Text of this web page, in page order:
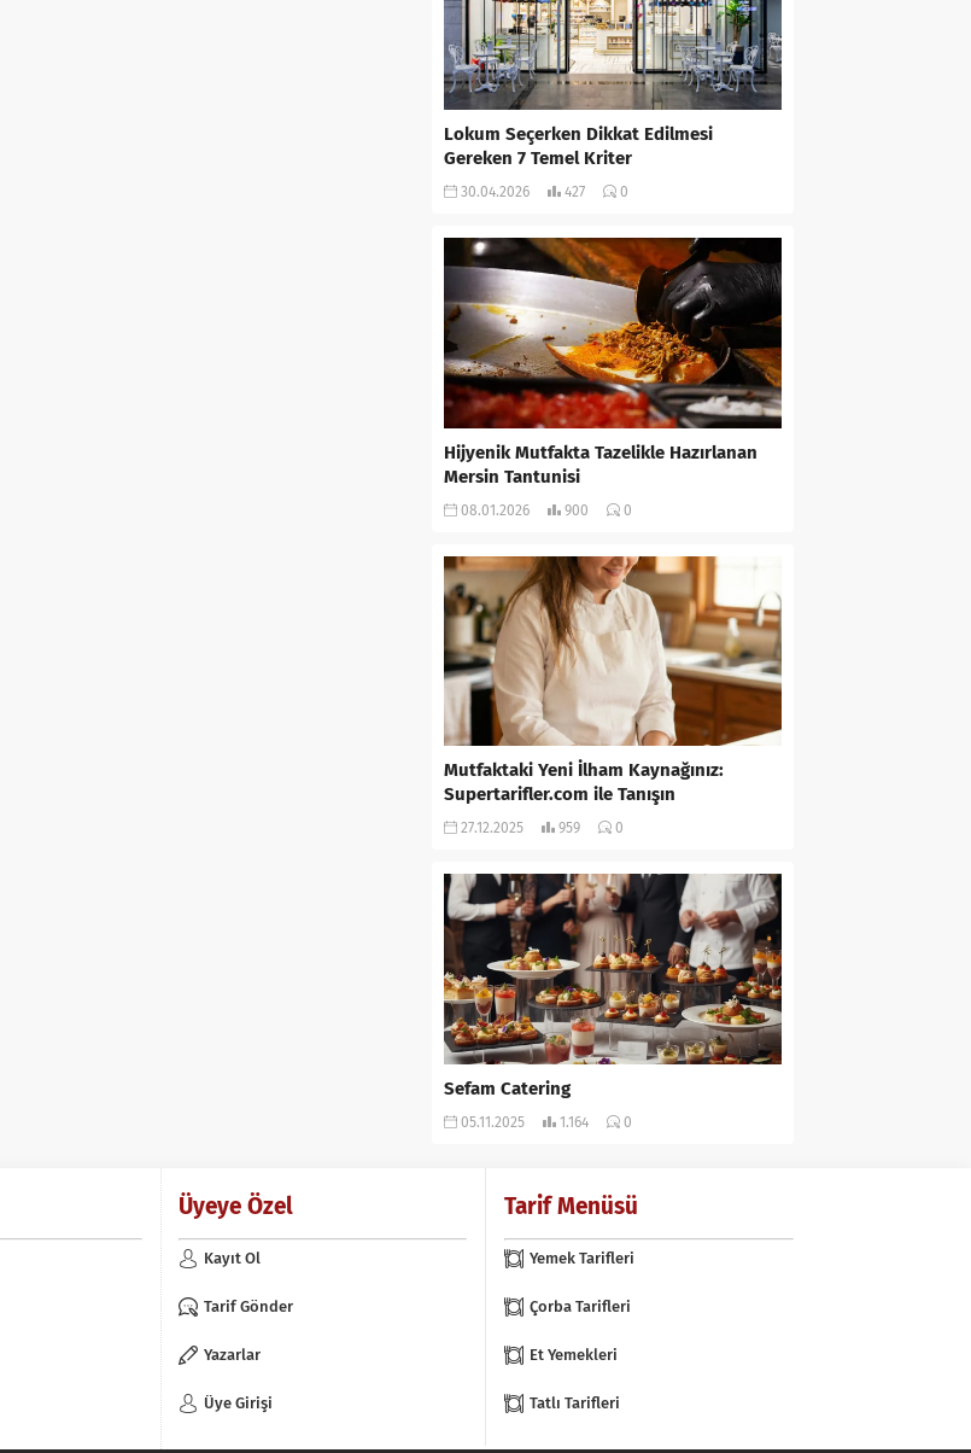
Lokum Seçerken Dikkat Edilmesi
Gereken 7 Temel Kriter
30.04.2026 427 0
Hijyenik Mutfakta Tazelikle Hazırlanan
Mersin Tantunisi
08.01.2026 900 0
Mutfaktaki Yeni İlham Kaynağınız:
Supertarifler.com ile Tanışın
27.12.2025 959 0
Sefam Catering
05.11.2025 1.164 0
Üyeye Özel
Kayıt Ol
Tarif Gönder
Yazarlar
Üye Girişi
Tarif Menüsü
Yemek Tarifleri
Çorba Tarifleri
Et Yemekleri
Tatlı Tarifleri